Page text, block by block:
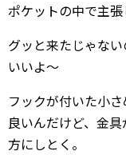
ポケットの中で主張
グッと来たじゃな
いいよ〜
フックが付いた小
良いんだけど、金
方にしとく。